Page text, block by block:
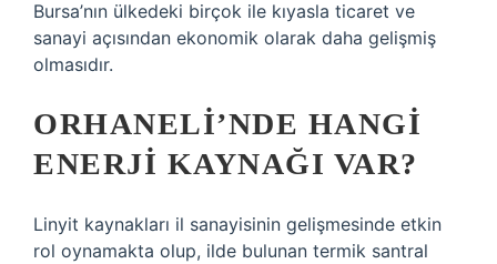
Bursa’nın ülkedeki birçok ile kıyasla ticaret ve
sanayi açısından ekonomik olarak daha gelişmiş
olmasıdır.
ORHANELI’NDE HANGI
ENERJI KAYNAĞI VAR?
Linyit kaynakları il sanayisinin gelişmesinde etkin
rol oynamakta olup, ilde bulunan termik santral